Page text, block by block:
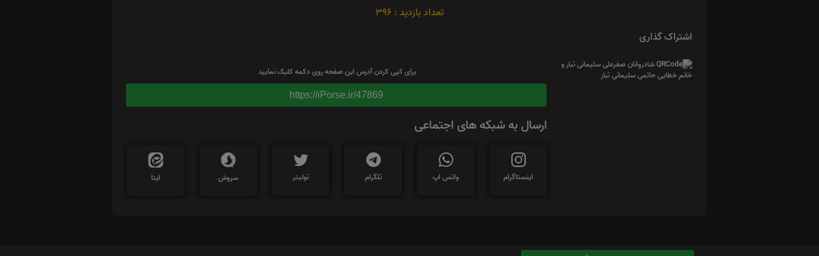
تعداد بازدید : 396
اشتراک گذاری
برای کپی کردن آدرس این صفحه روی دکمه کلیک نمایید
https://iPorse.ir/47869
ارسال به شبکه های اجتماعی
اینستاگرام واتس اپ تلگرام توئیتر سروش ایتا